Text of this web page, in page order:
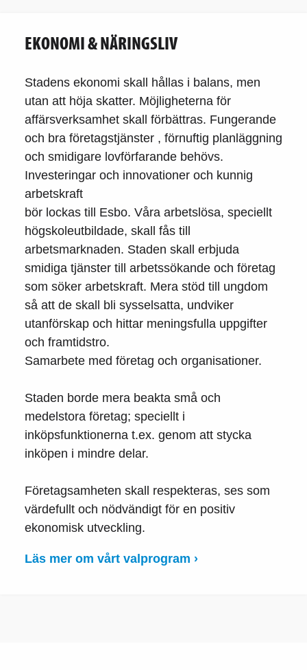
EKONOMI & NÄRINGSLIV
Stadens ekonomi skall hållas i balans, men
utan att höja skatter. Möjligheterna för
affärsverksamhet skall förbättras. Fungerande
och bra företagstjänster , förnuftig planläggning
och smidigare lovförfarande behövs.
Investeringar och innovationer och kunnig
arbetskraft
bör lockas till Esbo. Våra arbetslösa, speciellt
högskoleutbildade, skall fås till
arbetsmarknaden. Staden skall erbjuda
smidiga tjänster till arbetssökande och företag
som söker arbetskraft. Mera stöd till ungdom
så att de skall bli sysselsatta, undviker
utanförskap och hittar meningsfulla uppgifter
och framtidstro.
Samarbete med företag och organisationer.
Staden borde mera beakta små och
medelstora företag; speciellt i
inköpsfunktionerna t.ex. genom att stycka
inköpen i mindre delar.
Företagsamheten skall respekteras, ses som
värdefullt och nödvändigt för en positiv
ekonomisk utveckling.
Läs mer om vårt valprogram ›